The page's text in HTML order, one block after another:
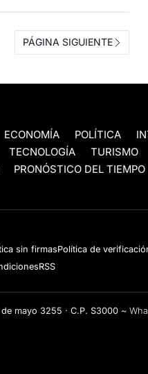
PÁGINA SIGUIENTE
ECONOMÍA POLÍTICA
TECNOLOGÍA TURISMO
PRONÓSTICO DEL TIEMPO
sin firmasPolítica de
RSS
mayo 3255 · C.P. S3000 ~